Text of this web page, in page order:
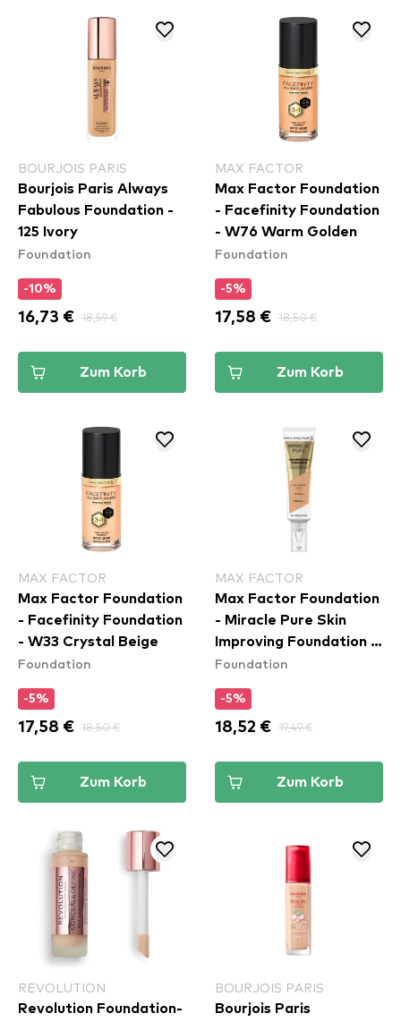
BOURJOIS PARIS
Bourjois Paris Always
Fabulous Foundation -
125 Ivory
Foundation
-10%
16,73 € 18,59 €
Zum Korb
MAX FACTOR
Max Factor Foundation
- Facefinity Foundation
- W76 Warm Golden
Foundation
-5%
17,58 € 18,50 €
Zum Korb
MAX FACTOR
Max Factor Foundation
- Facefinity Foundation
- W33 Crystal Beige
Foundation
-5%
17,58 € 18,50 €
Zum Korb
MAX FACTOR
Max Factor Foundation
- Miracle Pure Skin
Improving Foundation -
50 Natural Rose
Foundation
-5%
18,52 € 19,49 €
Zum Korb
REVOLUTION
Revolution Foundation-
BOURJOIS PARIS
Bourjois Paris